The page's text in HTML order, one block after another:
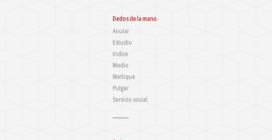
Dedos de la mano
Anular
Estudio
Indice
Medio
Meñique
Pulgar
Servicio social